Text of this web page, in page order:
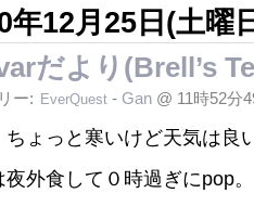
年12月25日(土曜
だより(Brell’s
ー: EverQuest - Gan @ 11時52分
ちょっと寒いけど天気は
夜外食して０時過ぎにpop。